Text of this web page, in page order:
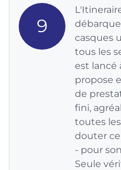
9
casques
tous les
est lancé
propose
de
fini,
toutes les
douter
- pour
Seule